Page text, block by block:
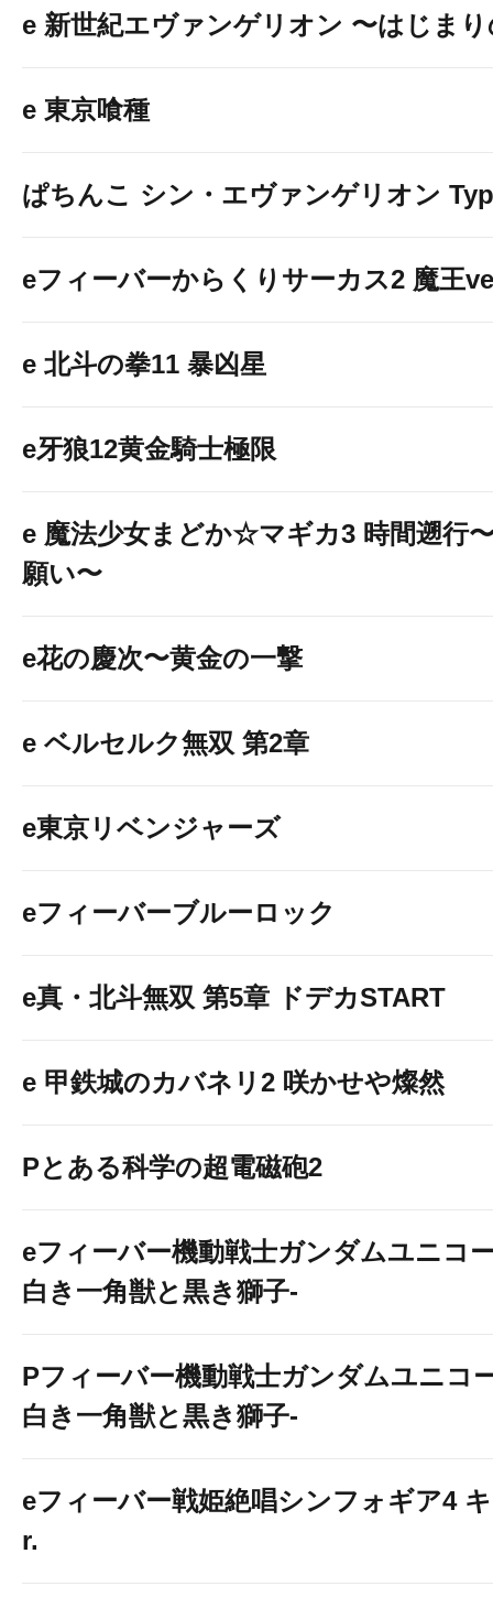
e 新世紀エヴァンゲリオン 〜はじま
e 東京喰種
ぱちんこ シン・エヴァンゲリオン
eフィーバーからくりサーカス2 魔王
e 北斗の拳11 暴凶星
e牙狼12黄金騎士極限
e 魔法少女まどか☆マギカ3 時間遡行
願い〜
e花の慶次〜黄金の一撃
e ベルセルク無双 第2章
e東京リベンジャーズ
eフィーバーブルーロック
e真・北斗無双 第5章 ドデカSTART
e 甲鉄城のカバネリ2 咲かせや燦然
Pとある科学の超電磁砲2
eフィーバー機動戦士ガンダムユニコ
白き一角獣と黒き獅子-
Pフィーバー機動戦士ガンダムユニコ
白き一角獣と黒き獅子-
eフィーバー戦姫絶唱シンフォギア4
r.